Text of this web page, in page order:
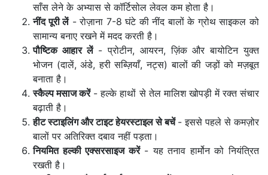
साँस लेने के अभ्यास से कॉर्टिसोल लेवल कम होता है।
नींद पूरी लें- रोज़ाना 7-8 घंटे की नींद बालों के ग्रोथ साइकल को
सामान्य बनाए रखने में मदद करती है।
पौष्टिक आहार लें- प्रोटीन, आयरन, ज़िंक और बायोटिन युक्त
भोजन (दालें, अंडे, हरी सब्ज़ियाँ, नट्स) बालों की जड़ों को मज़बूत
बनाता है।
स्कैल्प मसाज करें- हल्के हाथों से तेल मालिश खोपड़ी में रक्त संचार
बढ़ाती है।
हीट स्टाइलिंग और टाइट हेयरस्टाइल से बचें - इससे पहले से कमज़ोर
बालों पर अतिरिक्त दबाव नहीं पड़ता।
नियमित हल्की एक्सरसाइज करें- यह तनाव हार्मोन को नियंत्रित
रखती है।